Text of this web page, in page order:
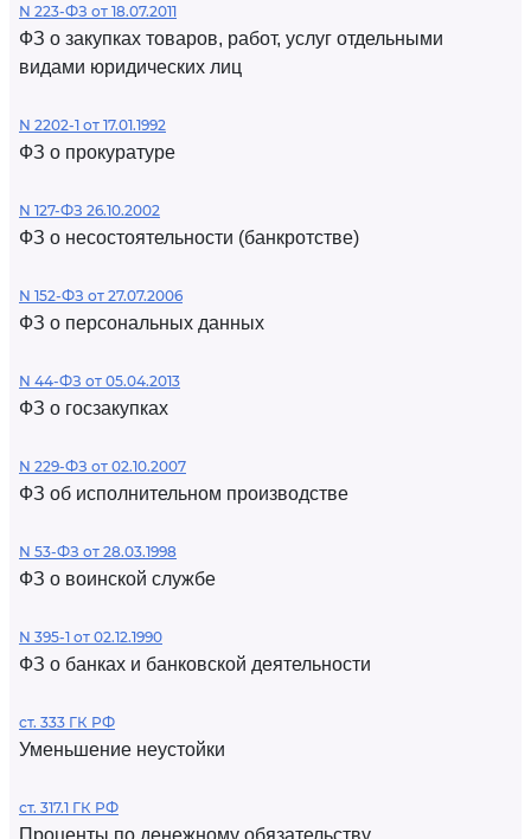
N 223-ФЗ от 18.07.2011
ФЗ о закупках товаров, работ, услуг отдельными
видами юридических лиц
N 2202-1 от 17.01.1992
ФЗ о прокуратуре
N 127-ФЗ 26.10.2002
ФЗ о несостоятельности (банкротстве)
N 152-ФЗ от 27.07.2006
ФЗ о персональных данных
N 44-ФЗ от 05.04.2013
ФЗ о госзакупках
N 229-ФЗ от 02.10.2007
ФЗ об исполнительном производстве
N 53-ФЗ от 28.03.1998
ФЗ о воинской службе
N 395-1 от 02.12.1990
ФЗ о банках и банковской деятельности
ст. 333 ГК РФ
Уменьшение неустойки
ст. 317.1 ГК РФ
Проценты по денежному обязательству